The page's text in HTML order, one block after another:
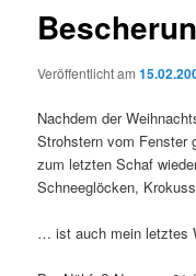
Veröffentlicht am
Nachdem der
Strohstern vom Fenster
zum letzten Schaf
Schneeglöcken,
… ist auch mein letztes